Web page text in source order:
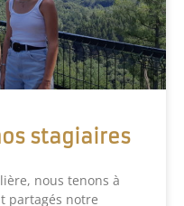
stagiaires
nous tenons à
partagés notre